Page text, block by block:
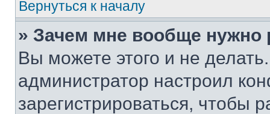
Вернуться к началу
» Зачем мне вообще нужно
Вы можете этого и не
администратор настроил
зарегистрироваться, чтобы